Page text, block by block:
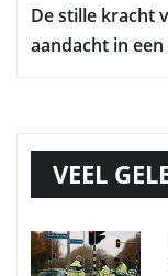
De stille kracht
aandacht in
VEEL